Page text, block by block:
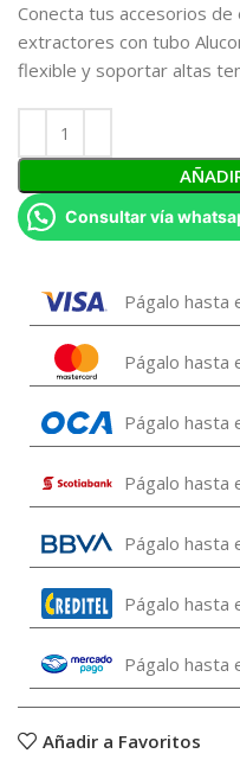
Conecta tus accesorios
extractores con tubo
flexible y soportar altas
Consultar vía
Págalo hasta
Págalo hasta
Págalo hasta
Págalo hasta
Págalo hasta
Págalo hasta
Págalo hasta
Añadir a Favoritos